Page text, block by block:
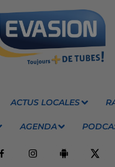
ACTUS LOCALES
AGENDA